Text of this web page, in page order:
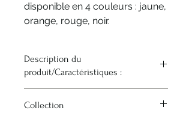
disponible en 4 couleurs : jaune,
orange, rouge, noir.
Description du
produit/Caractéristiques :
10cl - Disponible en 4 couleurs -
Collection